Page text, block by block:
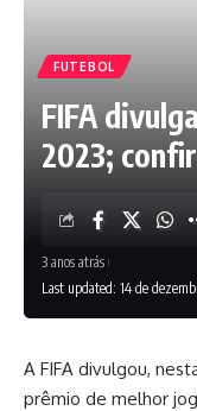
FUTEBOL
FIFA
2023;
Last updated: 14 de
3 anos atrás
A FIFA divulgou,
prêmio de melhor